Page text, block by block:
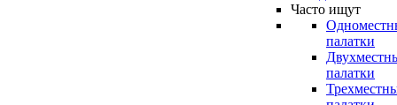
Часто ищут
палатки
палатки